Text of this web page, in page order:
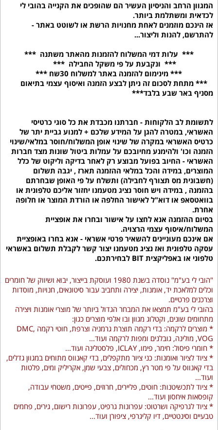
המגוון הרחב והניסיון העשיר הם שהופכים את הקנייה בהובי לי
לכדאית ומשתלמת ביותר.
אז הינכם מוזמנים לאחת מחנויות הרשת או לשוטט באתר -
להתרשם, להנות וליצור...
*** עלות דמי המשלוח להזמנות מהאתר משתנה ***
*** ונקבעת על פי משקל החבילה ***
*** מינימום להזמנה באתר למשלוח 30שח ***
*** מתחת לסכום זה ניתן לבצע הזמנה ואיסוף עצמי בתיאום
מסניף באר שבע בלבד***
לתשומת לב הלקוחות - חברתנו מכבדת את כל סוגי כרטיסי
האשראי, במטרה להגן על המידע שלכם + למנוע גביית יתר של
כרטיס האשראי במקרה של שינוי אופן המשלוח/חוסר במלאי/שינוי
הזמנה וכו' ולהימנע מחיובכם על עמלות ביטול שונות מצד חברות
האשראי - החיוב בפועל מבוצע רק לאחר בדיקה וליקוט של כלל
המוצרים, במידה והכל במלאי ההזמנה תארז , יגבה תשלום
(חשבונית מס תצורף לחבילה) ותשלח על פי האופן שבחרתם
בהזמנה , במידה ויש חוסר נציג מטעמנו יחזור אליכם טלפונית או
בוואטסאפ או דוא"ל לאישור החלפה או הורדת המוצר או חלופה
אחרת.
בסיום ההזמנה אנא לחצו על אישור ובחרו את אופציית
המשלוח/איסוף עצמי הרצויה.
אם אינכם מעוניינים להשאיר פרטי אשראי - אנא בחרו באופציית
עסקה טלפונית ואז נציג מטעמנו יצור קשר לקבלת תשלום באשראי
טלפוני או באפליקצית BIT לבחירתכם.
"הובי לי בע"מ" נוסדה בשנת 1980 ועוסקת בייצור, יבוא ושיווק של חומרים
וכלים למלאכת יד, אומנות, יצירה ותחביב עבור סיטונאים, חנויות, מוסדות
וצרכנים פרטיים.
בהובי לי בע"מ תמצאו את המבחר הגדול ביותר של מוצרי אומנות ויצירה
מתחומים שונים, וקטלוג מגוון ובו אלפי מוצרים כגון:
* מוצרים לרקמה: בדי רקמה תוצרת גרמניה וצרפת, חוטי רקמה DMC,
VOG, מולינה, גובלנים ומפות לרקמה ועוד...
* חומרי פיסול: חימר, פימו, ICLAY, פלסטלינה ועוד...
* ציוד לציור ואומנות: כני ציור מתקפלים, בדי קאנווס מתוחים במגוון גדלים,
בדי קאנווס על פי מטר רץ, מכחולים, צבעי שמן, אקריליק ומים, פלטות
ועוד...
* ציוד לתכשיטנות: חוטים, פליירים, חרוזים, פייטים, משטחי עבודה,
קופסאות איחסון ועוד...
* ציוד לגרפיקה ושרטוט: עפרונות גרפיט, עפרונות רישום, גירים, פחמים
טבעיים וסינטטיים, דיו קליגרפי, ציפורן ועוד...